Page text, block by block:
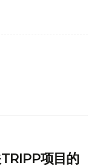
项目的